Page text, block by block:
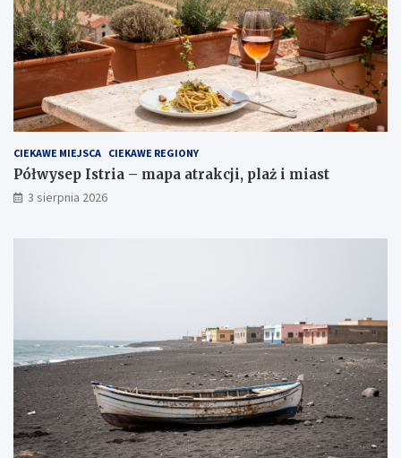
CIEKAWE MIEJSCA CIEKAWE REGIONY
Półwysep Istria – mapa atrakcji, plaż i miast
3 sierpnia 2026